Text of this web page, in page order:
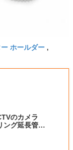
ホールダー ,
のカメラ
ング延長管C-